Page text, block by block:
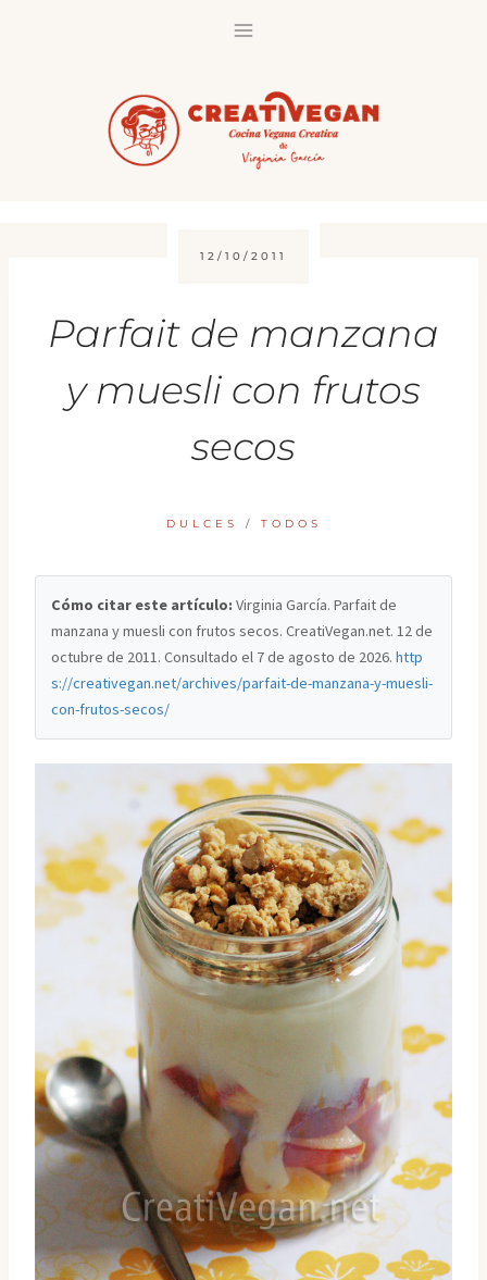
12/10/2011
Parfait de manzana
y muesli con frutos
secos
DULCES / TODOS
Cómo citar este artículo: Virginia García. Parfait de
manzana y muesli con frutos secos. CreatiVegan.net. 12 de
octubre de 2011. Consultado el 7 de agosto de 2026.http
s://creativegan.net/archives/parfait-de-manzana-y-muesli-
con-frutos-secos/